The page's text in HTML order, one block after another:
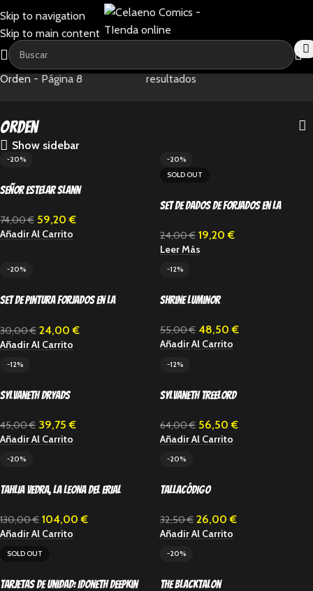
Skip to navigation
Skip to main content
Home-Age of sigmar
Orden - Página 8
resultados
Orden
Show sidebar
-20%
Señor Estelar Slann
74,00€ 59,20€
Añadir Al Carrito
-20%
SOLD OUT
Set de dados de Forjados en la
24,00€ 19,20€
Leer Más
-20%
Set de pintura Forjados en la
30,00€ 24,00€
Añadir Al Carrito
-12%
Shrine Luminor
55,00€ 48,50€
Añadir Al Carrito
-12%
Sylvaneth Dryads
45,00€ 39,75€
Añadir Al Carrito
-12%
Sylvaneth Treelord
64,00€ 56,50€
Añadir Al Carrito
-20%
TAHLIA VEDRA, LA LEONA DEL ERIAL
130,00€ 104,00€
Añadir Al Carrito
-20%
Tallacódigo
32,50€ 26,00€
Añadir Al Carrito
SOLD OUT
Tarjetas de unidad: Idoneth Deepkin
-20%
The Blacktalon